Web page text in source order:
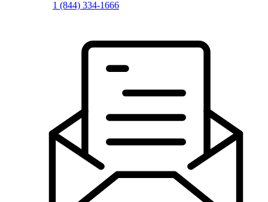
1 (844) 334-1666